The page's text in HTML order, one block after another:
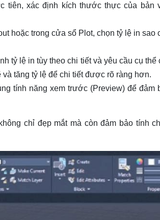
tiên, xác định kích thước thực của bản
hoặc trong cửa sổ Plot, chọn tỷ lệ in sao
tỷ lệ in tùy theo chi tiết và yêu cầu cụ
tăng tỷ lệ để chi tiết được rõ ràng hơn.
tính năng xem trước (Preview) để đảm
chỉ đẹp mắt mà còn đảm bảo tính